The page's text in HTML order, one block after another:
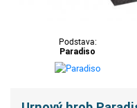
Podstava:
Paradiso